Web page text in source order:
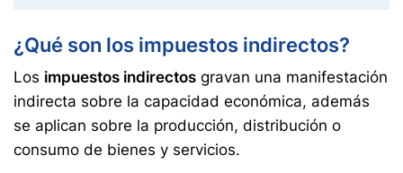
¿Qué son los impuestos indirectos?
Los impuestos indirectos gravan una manifestación
indirecta sobre la capacidad económica, además
se aplican sobre la producción, distribución o
consumo de bienes y servicios.